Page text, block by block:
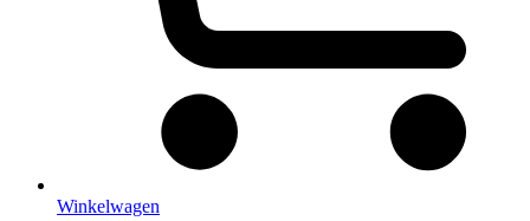
Winkelwagen